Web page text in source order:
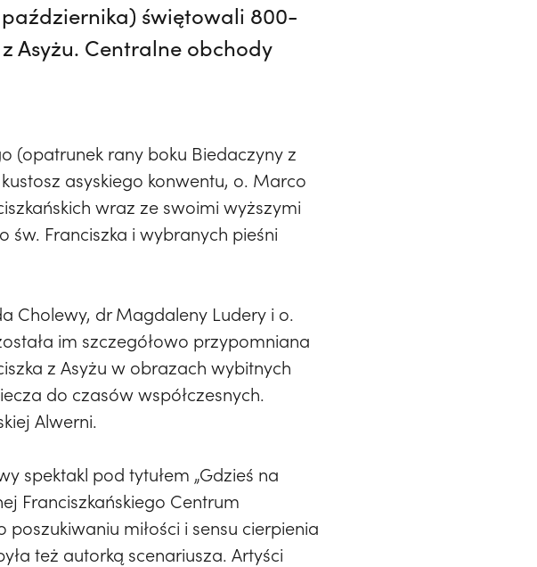
świętowali 800-
Asyżu. Centralne obchody
(opatrunek rany boku Biedaczyny z
asyskiego konwentu, o. Marco
wraz ze swoimi wyższymi
św. Franciszka i wybranych pieśni
Cholewy, dr Magdaleny Ludery i o.
im szczegółowo przypomniana
z Asyżu w obrazach wybitnych
do czasów współczesnych.
Alwerni.
spektakl pod tytułem „Gdzieś na
Franciszkańskiego Centrum
miłości i sensu cierpienia
też autorką scenariusza. Artyści